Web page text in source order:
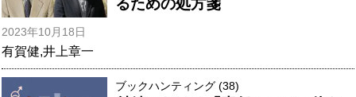
るための処方箋
2023年10月18日
有賀健,井上章一
ブックハンティング (38)